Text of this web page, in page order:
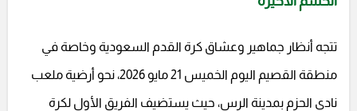
تتجه أنظار جماهير وعشاق كرة القدم السعودية وخاصة في
منطقة القصيم اليوم الخميس 21 مايو 2026، نحو أرضية ملعب
نادي الحزم بمدينة الرس، حيث يستضيف الفريق الأول لكرة